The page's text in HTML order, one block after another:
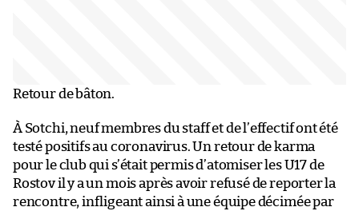
Retour de bâton.
À Sotchi, neuf membres du staff et de l’effectif ont été
testé positifs au coronavirus. Un retour de karma
pour le club qui s’était permis d’atomiser les U17 de
Rostov il y a un mois après avoir refusé de reporter la
rencontre, infligeant ainsi à une équipe décimée par